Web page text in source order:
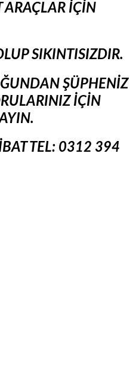
ARAÇLAR İÇİN
SIKINTISIZDIR.
ŞÜPHENİZ
İÇİN
TEL: 0312 394